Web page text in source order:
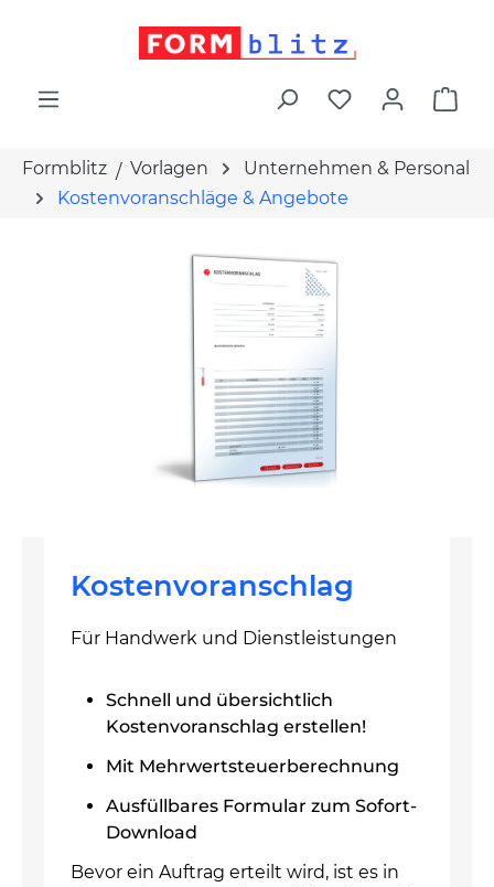
Formblitz Vorlagen
Unternehmen & Personal
Kostenvoranschläge & Angebote
Kostenvoranschlag
Für Handwerk und Dienstleistungen
Schnell und übersichtlich
Kostenvoranschlag erstellen!
Mit Mehrwertsteuerberechnung
Ausfüllbares Formular zum Sofort-
Download
Bevor ein Auftrag erteilt wird, ist es in